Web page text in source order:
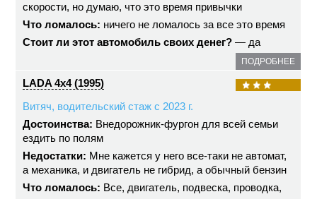
скорости, но думаю, что это время привычки
Что ломалось: ничего не ломалось за все это время
Стоит ли этот автомобиль своих денег? — да
ПОДРОБНЕЕ
LADA 4x4 (1995)
Витяч, водительский стаж с 2023 г.
Достоинства: Внедорожник-фургон для всей семьи
ездить по полям
Недостатки: Мне кажется у него все-таки не автомат,
а механика, и двигатель не гибрид, а обычный бензин
Что ломалось: Все, двигатель, подвеска, проводка,